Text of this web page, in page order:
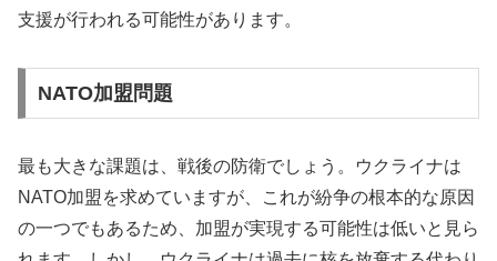
支援が行われる可能性があります。
NATO加盟問題
最も大きな課題は、戦後の防衛でしょう。ウクライナは
NATO加盟を求めていますが、これが紛争の根本的な原因
の一つでもあるため、加盟が実現する可能性は低いと見ら